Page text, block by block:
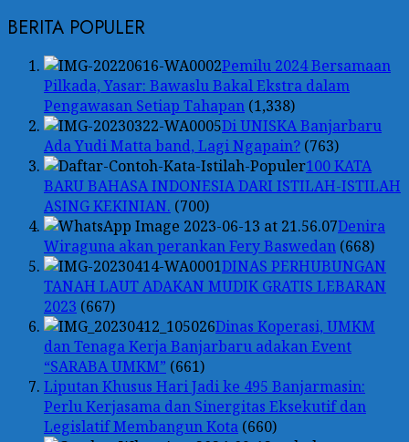
BERITA POPULER
Pemilu 2024 Bersamaan
Pilkada, Yasar: Bawaslu Bakal Ekstra dalam
Pengawasan Setiap Tahapan (1,338)
Di UNISKA Banjarbaru
Ada Yudi Matta band, Lagi Ngapain? (763)
100 KATA
BARU BAHASA INDONESIA DARI ISTILAH-ISTILAH
ASING KEKINIAN. (700)
Denira
Wiraguna akan perankan Fery Baswedan (668)
DINAS PERHUBUNGAN
TANAH LAUT ADAKAN MUDIK GRATIS LEBARAN
2023 (667)
Dinas Koperasi, UMKM
dan Tenaga Kerja Banjarbaru adakan Event
“SARABA UMKM” (661)
Liputan Khusus Hari Jadi ke 495 Banjarmasin:
Perlu Kerjasama dan Sinergitas Eksekutif dan
Legislatif Membangun Kota (660)